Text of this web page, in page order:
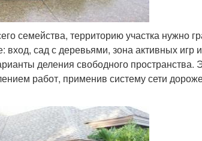
семейства, территорию участка нужно
вход, сад с деревьями, зона активных игр
деления свободного пространства.
работ, применив систему сети